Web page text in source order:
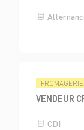
FROMAGERIE
VENDEUR
CDI